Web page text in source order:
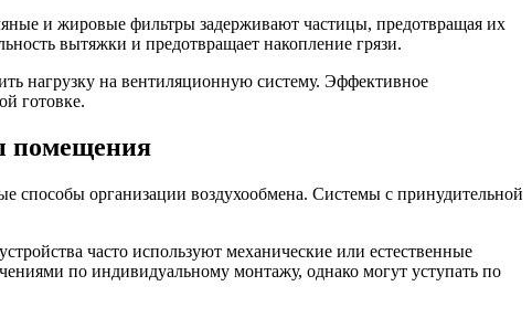
и жировые фильтры задерживают частицы, предотвращая их
вытяжки и предотвращает накопление грязи.
нагрузку на вентиляционную систему. Эффективное
готовке.
помещения
способы организации воздухообмена. Системы с принудительной
часто используют механические или естественные
по индивидуальному монтажу, однако могут уступать по